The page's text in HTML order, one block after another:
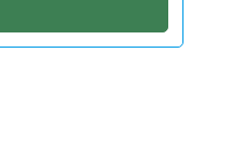
Warenkorb